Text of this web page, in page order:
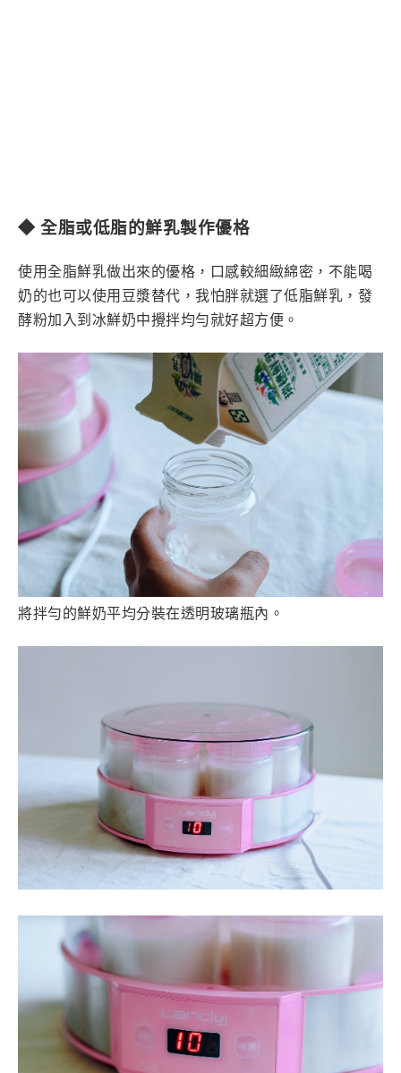
◆ 全脂或低脂的鮮乳製作優格
使用全脂鮮乳做出來的優格，口感較細緻綿密，不能喝
奶的也可以使用豆漿替代，我怕胖就選了低脂鮮乳，發
酵粉加入到冰鮮奶中攪拌均勻就好超方便。
將拌勻的鮮奶平均分裝在透明玻璃瓶內。